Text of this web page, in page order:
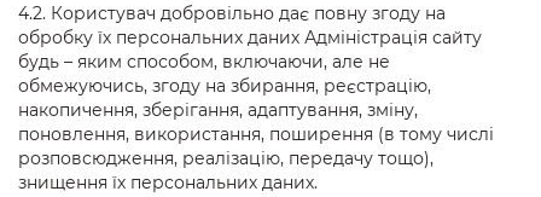
4.2. Користувач добровільно дає повну згоду на
обробку їх персональних даних Адміністрація сайту
будь – яким способом, включаючи, але не
обмежуючись, згоду на збирання, реєстрацію,
накопичення, зберігання, адаптування, зміну,
поновлення, використання, поширення (в тому числі
розповсюдження, реалізацію, передачу тощо),
знищення їх персональних даних.